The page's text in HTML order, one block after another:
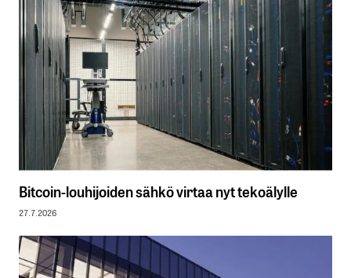
Bitcoin-louhijoiden sähkö virtaa nyt tekoälylle
27.7.2026